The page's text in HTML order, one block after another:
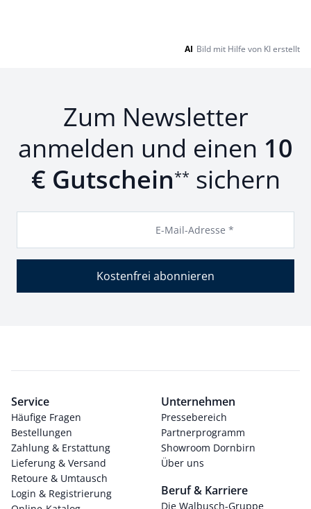
AI Bild mit Hilfe von KI erstellt
Zum Newsletter
anmelden und einen 10
€ Gutschein** sichern
E-Mail-Adresse *
Kostenfrei abonnieren
Service
Häufige Fragen
Bestellungen
Zahlung & Erstattung
Lieferung & Versand
Retoure & Umtausch
Login & Registrierung
Unternehmen
Pressebereich
Partnerprogramm
Showroom Dornbirn
Über uns
Beruf & Karriere
Die Walbusch-Gruppe